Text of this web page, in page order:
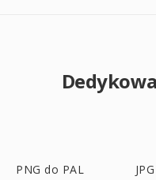
PNG do PAL